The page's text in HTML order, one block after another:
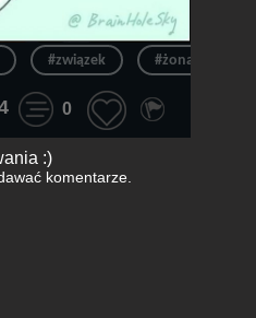
#związek #żona
0
:)
komentarze.